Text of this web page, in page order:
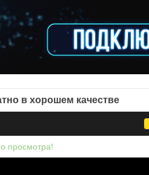
в хорошем качестве
просмотра!